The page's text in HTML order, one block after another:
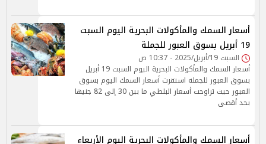
أسعار السمك والمأكولات البحرية اليوم السبت
19 أبريل بسوق العبور للجملة
السبت 19/أبريل/2025 - 10:37 ص
أسعار السمك والمأكولات البحرية اليوم السبت 19 أبريل
بسوق العبور للجمله استقرت أسعار السمك اليوم بسوق
العبور حيث تراوحت أسعار البلطي ما بين 30 إلى 82 جنيها
بحد أقصى
أسعار السمك والمأكولات البحرية اليوم الأربعاء